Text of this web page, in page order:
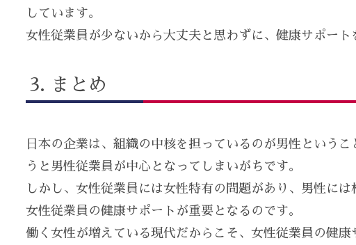
しています。
女性従業員が少ないから大丈夫と思わずに、健康サポート
まとめ
日本の企業は、組織の中核を担っているのが男性という
うと男性従業員が中心となってしまいがちです。
しかし、女性従業員には女性特有の問題があり、男性に
女性従業員の健康サポートが重要となるのです。
働く女性が増えている現代だからこそ、女性従業員の健康